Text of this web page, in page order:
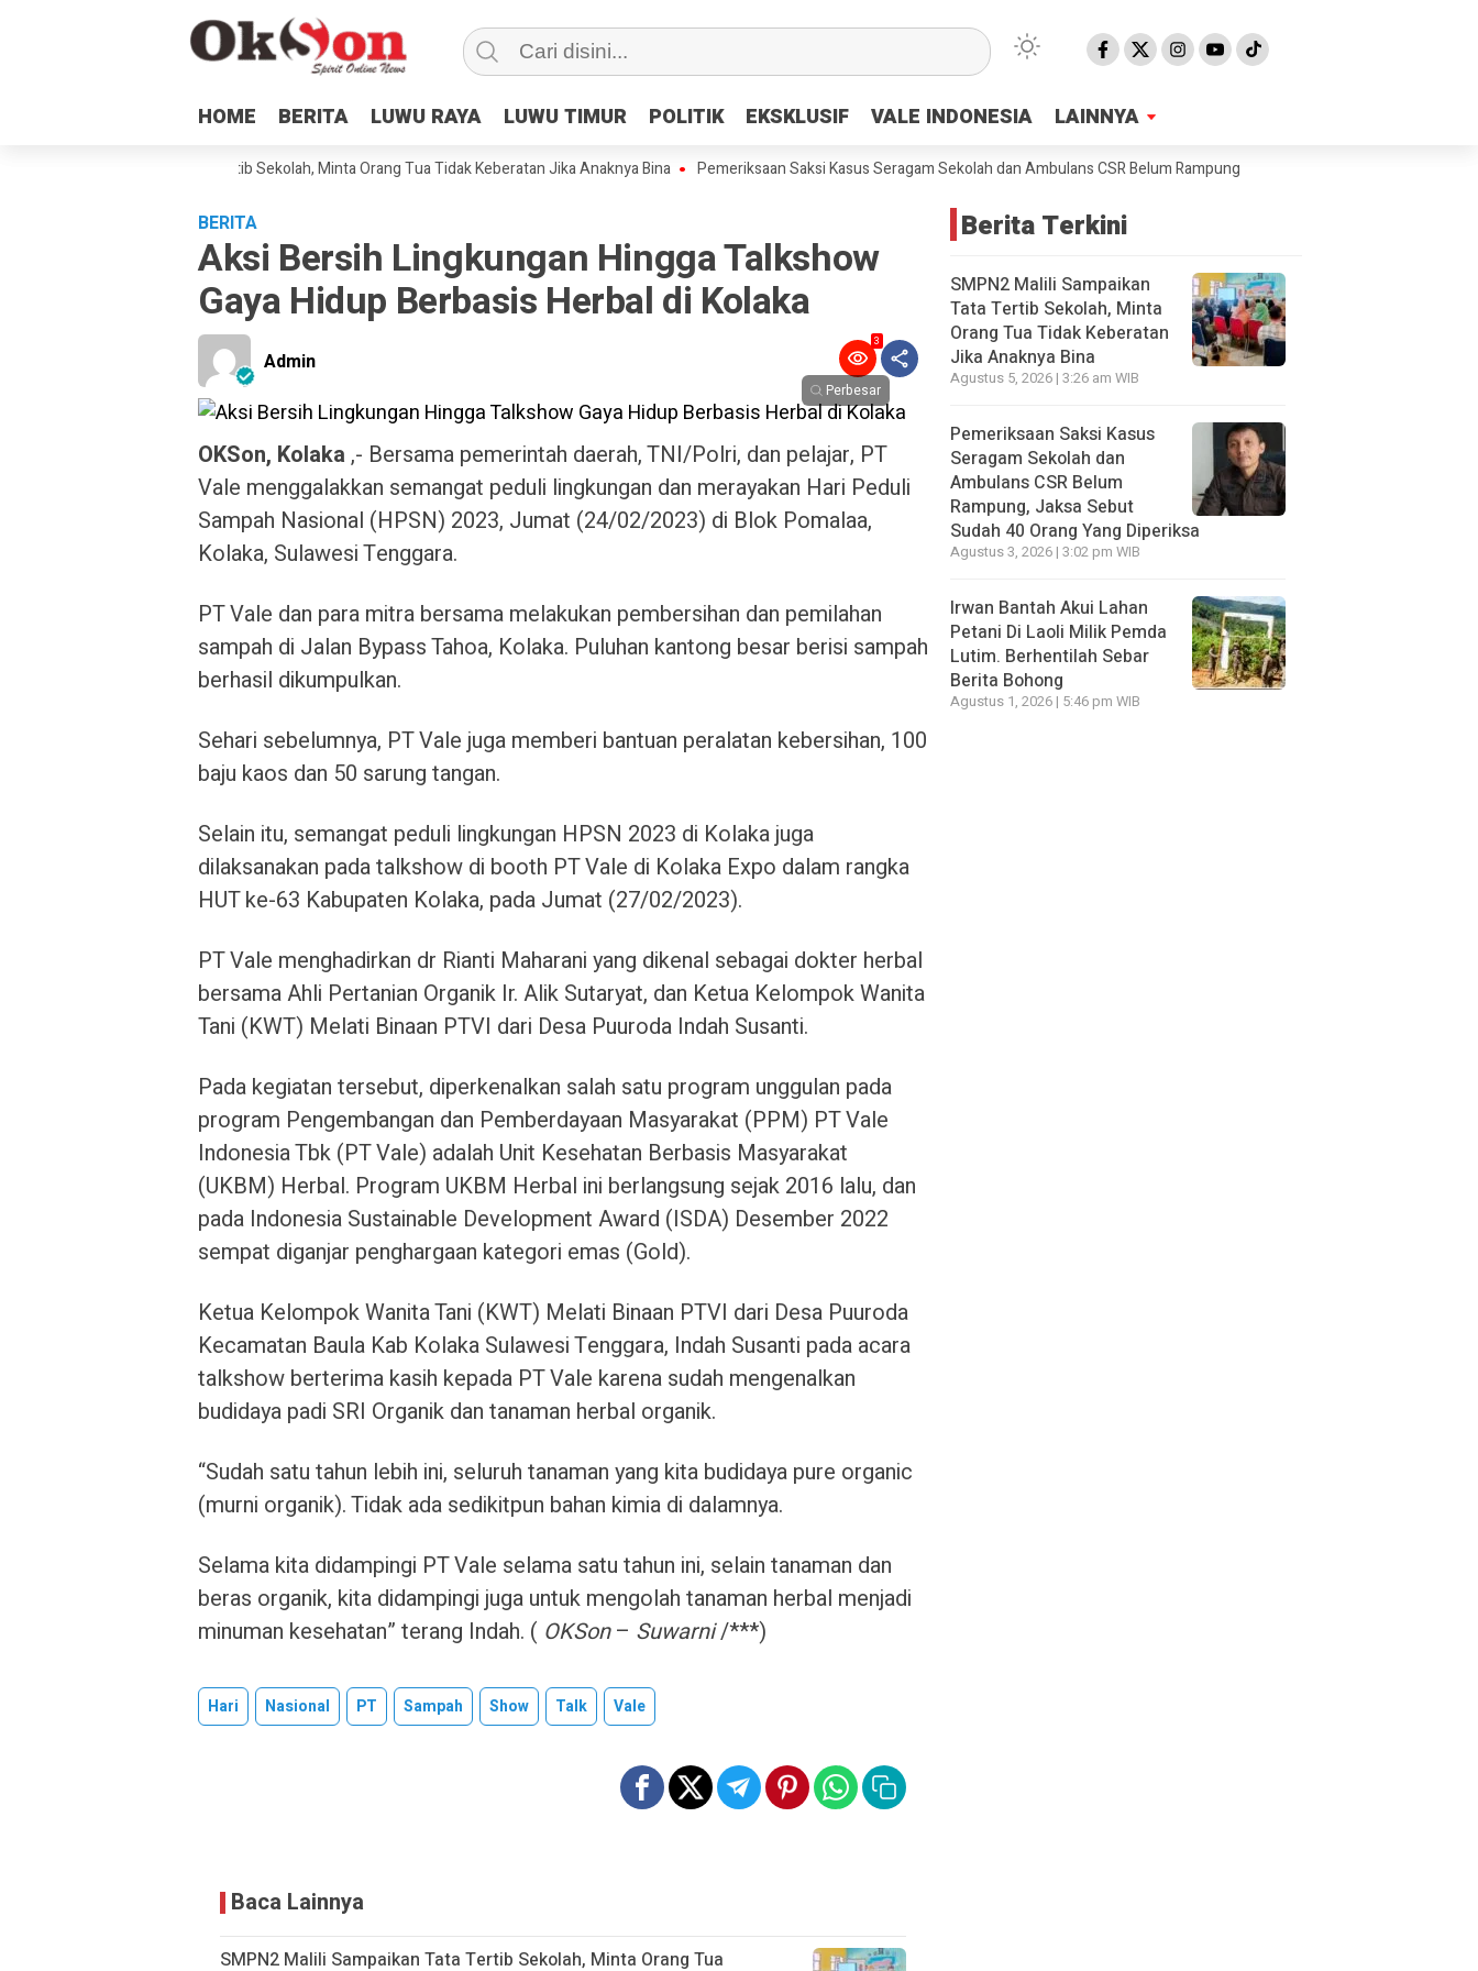
HOME BERITA LUWU RAYA LUWU TIMUR POLITIK EKSKLUSIF VALE INDONESIA LAINNYA
HOME BERITA LUWU RAYA LUWU TIMUR POLITIK EKSKLUSIF VALE INDONESIA LAINNYA
Malili Sampaikan Tata Tertib Sekolah, Minta Orang Tua Tidak Keberatan Jika Anaknya Bina Pemeriksaan Saksi Kasus Seragam Sekolah dan Ambulans CSR Belum Rampung, Jaksa Sebut Sudah 40 Orang Yang
BERITA
Aksi Bersih Lingkungan Hingga Talkshow
Gaya Hidup Berbasis Herbal di Kolaka
Admin
3
Perbesar
OKSon, Kolaka ,- Bersama pemerintah daerah, TNI/Polri, dan pelajar, PT
Vale menggalakkan semangat peduli lingkungan dan merayakan Hari Peduli
Sampah Nasional (HPSN) 2023, Jumat (24/02/2023) di Blok Pomalaa,
Kolaka, Sulawesi Tenggara.
PT Vale dan para mitra bersama melakukan pembersihan dan pemilahan
sampah di Jalan Bypass Tahoa, Kolaka. Puluhan kantong besar berisi sampah
berhasil dikumpulkan.
Sehari sebelumnya, PT Vale juga memberi bantuan peralatan kebersihan, 100
baju kaos dan 50 sarung tangan.
Selain itu, semangat peduli lingkungan HPSN 2023 di Kolaka juga
dilaksanakan pada talkshow di booth PT Vale di Kolaka Expo dalam rangka
HUT ke-63 Kabupaten Kolaka, pada Jumat (27/02/2023).
PT Vale menghadirkan dr Rianti Maharani yang dikenal sebagai dokter herbal
bersama Ahli Pertanian Organik Ir. Alik Sutaryat, dan Ketua Kelompok Wanita
Tani (KWT) Melati Binaan PTVI dari Desa Puuroda Indah Susanti.
Pada kegiatan tersebut, diperkenalkan salah satu program unggulan pada
program Pengembangan dan Pemberdayaan Masyarakat (PPM) PT Vale
Indonesia Tbk (PT Vale) adalah Unit Kesehatan Berbasis Masyarakat
(UKBM) Herbal. Program UKBM Herbal ini berlangsung sejak 2016 lalu, dan
pada Indonesia Sustainable Development Award (ISDA) Desember 2022
sempat diganjar penghargaan kategori emas (Gold).
Ketua Kelompok Wanita Tani (KWT) Melati Binaan PTVI dari Desa Puuroda
Kecamatan Baula Kab Kolaka Sulawesi Tenggara, Indah Susanti pada acara
talkshow berterima kasih kepada PT Vale karena sudah mengenalkan
budidaya padi SRI Organik dan tanaman herbal organik.
“Sudah satu tahun lebih ini, seluruh tanaman yang kita budidaya pure organic
(murni organik). Tidak ada sedikitpun bahan kimia di dalamnya.
Selama kita didampingi PT Vale selama satu tahun ini, selain tanaman dan
beras organik, kita didampingi juga untuk mengolah tanaman herbal menjadi
minuman kesehatan” terang Indah. ( OKSon– Suwarni/***)
Hari Nasional PT Sampah Show Talk Vale
Baca Lainnya
SMPN2 Malili Sampaikan Tata Tertib Sekolah, Minta Orang Tua
Berita Terkini
SMPN2 Malili Sampaikan
Tata Tertib Sekolah, Minta
Orang Tua Tidak Keberatan
Jika Anaknya Bina
Agustus 5, 2026 | 3:26 am WIB
Pemeriksaan Saksi Kasus
Seragam Sekolah dan
Ambulans CSR Belum
Rampung, Jaksa Sebut
Sudah 40 Orang Yang Diperiksa
Agustus 3, 2026 | 3:02 pm WIB
Irwan Bantah Akui Lahan
Petani Di Laoli Milik Pemda
Lutim. Berhentilah Sebar
Berita Bohong
Agustus 1, 2026 | 5:46 pm WIB